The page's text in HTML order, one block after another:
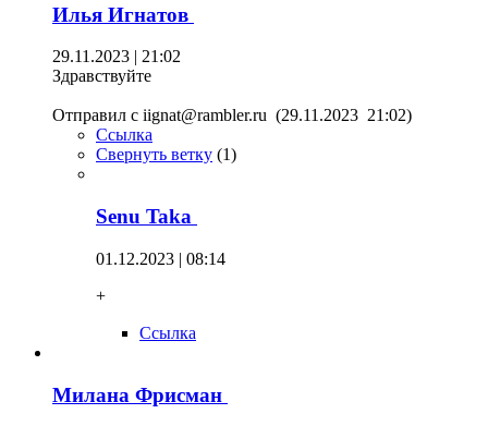
Илья Игнатов
29.11.2023 | 21:02
Здравствуйте
Отправил с iignat@rambler.ru (29.11.2023 21:02)
Ссылка
Свернуть ветку (1)
Senu Taka
01.12.2023 | 08:14
+
Ссылка
Милана Фрисман